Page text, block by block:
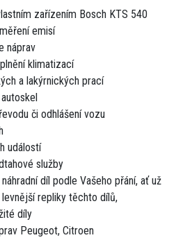
zařízením Bosch KTS 540
emisí
náprav
klimatizací
a lakýrnických prací
či odhlášení vozu
událostí
služby
díl podle Vašeho přání, ať už
repliky těchto dílů,
díly
Peugeot, Citroen